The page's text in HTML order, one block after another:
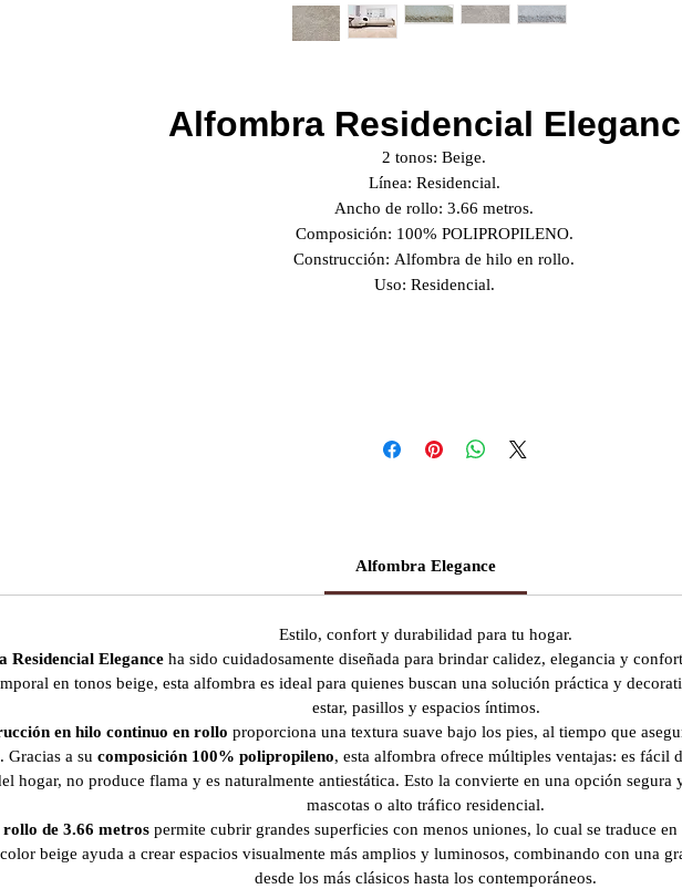
Alfombra Residencial
2 tonos: Beige.
Línea: Residencial.
Ancho de rollo: 3.66 metros.
Composición: 100% POLIPROPILENO.
Construcción: Alfombra de hilo en rollo.
Uso: Residencial.
Alfombra Elegance
Estilo, confort y durabilidad para tu hogar.
Residencial Eleganceha sido cuidadosamente diseñada para brindar calidez, elegancia y
en tonos beige, esta alfombra es ideal para quienes buscan una solución práctica y
estar, pasillos y espacios íntimos.
en hilo continuo en rollo proporciona una textura suave bajo los pies, al tiempo que
Gracias a su composición 100% polipropileno, esta alfombra ofrece múltiples ventajas: es fácil
hogar, no produce flama y es naturalmente antiestática. Esto la convierte en una opción
mascotas o alto tráfico residencial.
rollo de 3.66 metros permite cubrir grandes superficies con menos uniones, lo cual se traduce
beige ayuda a crear espacios visualmente más amplios y luminosos, combinando con una
desde los más clásicos hasta los contemporáneos.